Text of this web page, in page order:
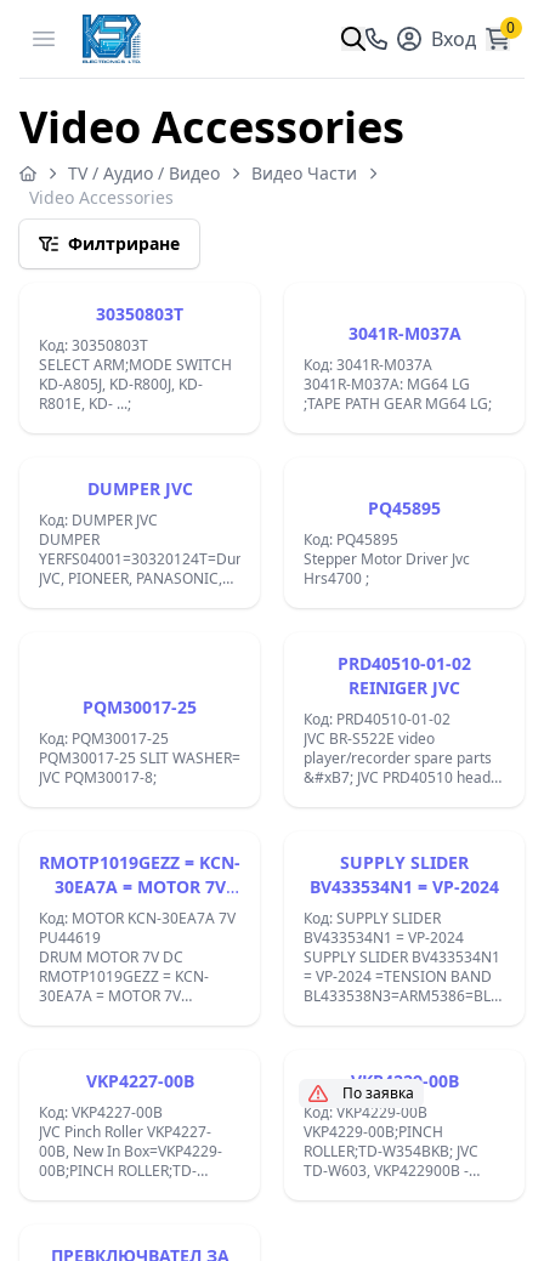
Open menu Вход 0
Video Accessories
TV / Аудио / Видео
Видео Части
Video Accessories
Филтриране
30350803T
Код: 30350803T
SELECT ARM;MODE SWITCH
KD-A805J, KD-R800J, KD-
R801E, KD- ...;
3041R-M037A
Код: 3041R-M037A
3041R-M037A: MG64 LG
;TAPE PATH GEAR MG64 LG;
DUMPER JVC
Код: DUMPER JVC
DUMPER
YERFS04001=30320124T=Dumpers
JVC, PIONEER, PANASONIC,
PQ45895
Код: PQ45895
Stepper Motor Driver Jvc
Hrs4700 ;
PQM30017-25
Код: PQM30017-25
PQM30017-25 SLIT WASHER=
JVC PQM30017-8;
PRD40510-01-02
REINIGER JVC
Код: PRD40510-01-02
JVC BR-S522E video
player/recorder spare parts
&#xB7; JVC PRD40510 head
roller.;
RMOTP1019GEZZ = KCN-
30EA7A = MOTOR 7V
PU44619
Код: MOTOR KCN-30EA7A 7V
PU44619
DRUM MOTOR 7V DC
RMOTP1019GEZZ = KCN-
30EA7A = MOTOR 7V
SUPPLY SLIDER
BV433534N1 = VP-2024
Код: SUPPLY SLIDER
BV433534N1 = VP-2024
SUPPLY SLIDER BV433534N1
= VP-2024 =TENSION BAND
BL433538N3=ARM5386=BL433538,
VSG260EA, VSG261, VSG263,
VSG265, VSG265EA, VSG267,
VSG270, VSG271, VSG275,
VSG276, VSG277, VSG280,
VSG2DPL, VSG460,
VSG460EA, VSG465,
VKP4227-00B
Код: VKP4227-00B
JVC Pinch Roller VKP4227-
00B, New In Box=VKP4229-
00B;PINCH ROLLER;TD-
По заявка
VKP4229-00B
Код: VKP4229-00B
VKP4229-00B;PINCH
ROLLER;TD-W354BKB; JVC
TD-W603, VKP422900B -
ПРЕВКЛЮЧВАТЕЛ ЗА